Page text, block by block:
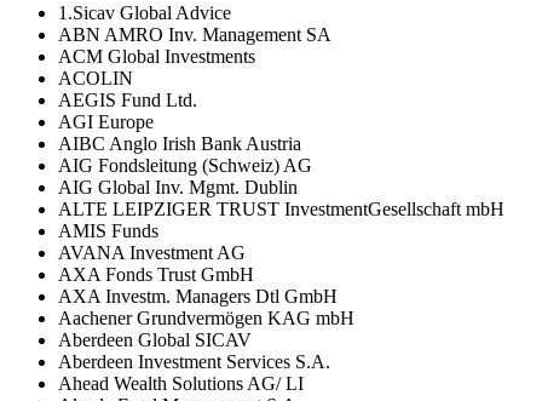
1.Sicav Global Advice
ABN AMRO Inv. Management SA
ACM Global Investments
ACOLIN
AEGIS Fund Ltd.
AGI Europe
AIBC Anglo Irish Bank Austria
AIG Fondsleitung (Schweiz) AG
AIG Global Inv. Mgmt. Dublin
ALTE LEIPZIGER TRUST InvestmentGesellschaft mbH
AMIS Funds
AVANA Investment AG
AXA Fonds Trust GmbH
AXA Investm. Managers Dtl GmbH
Aachener Grundvermögen KAG mbH
Aberdeen Global SICAV
Aberdeen Investment Services S.A.
Ahead Wealth Solutions AG/ LI